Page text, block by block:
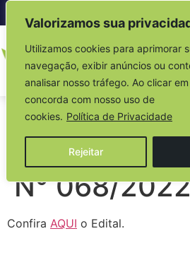
Valorizamos sua
Utilizamos cookies para aprimorar
navegação, exibir anúncios ou
analisar nosso tráfego. Ao clicar
concorda com nosso uso de
cookies. Política de Privacidade
Rejeitar
EDITAL DE
N° 068/
Confira AQUI o Edital.